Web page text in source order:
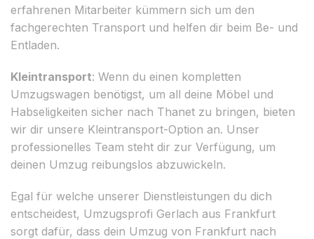
erfahrenen Mitarbeiter kümmern sich um den
fachgerechten Transport und helfen dir beim Be- und
Entladen.
Kleintransport: Wenn du einen kompletten
Umzugswagen benötigst, um all deine Möbel und
Habseligkeiten sicher nach Thanet zu bringen, bieten
wir dir unsere Kleintransport-Option an. Unser
professionelles Team steht dir zur Verfügung, um
deinen Umzug reibungslos abzuwickeln.
Egal für welche unserer Dienstleistungen du dich
entscheidest, Umzugsprofi Gerlach aus Frankfurt
sorgt dafür, dass dein Umzug von Frankfurt nach